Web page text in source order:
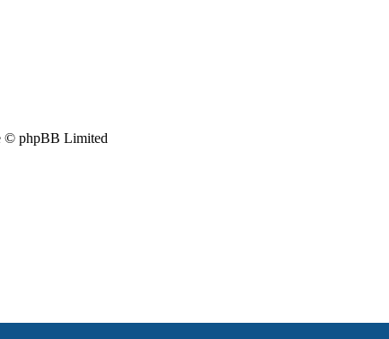
© phpBB Limited